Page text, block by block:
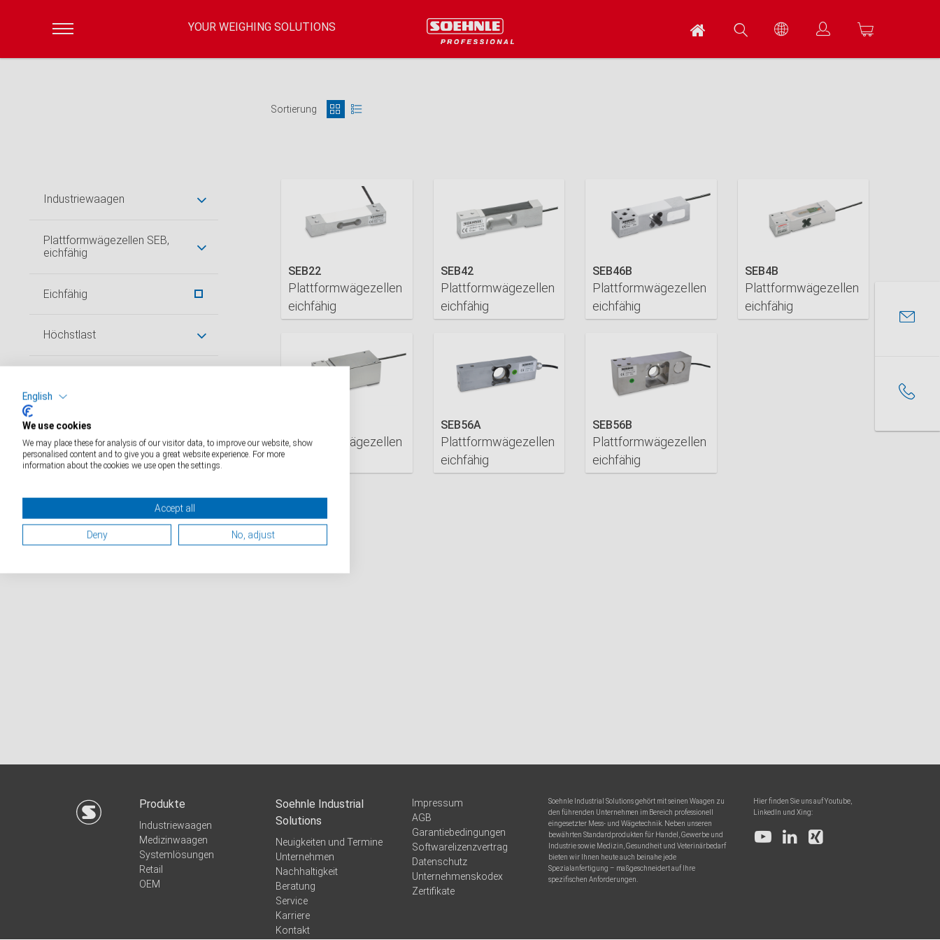
YOUR WEIGHING SOLUTIONS
Sortierung
Industriewaagen
Plattformwägezellen SEB,
eichfähig
Eichfähig
Höchstlast
Industriekatalog
SEB22
Plattformwägezellen
eichfähig
SEB42
Plattformwägezellen
eichfähig
SEB46B
Plattformwägezellen
eichfähig
SEB4B
Plattformwägezellen
eichfähig
Plattformwägezellen
SEB56A
Plattformwägezellen
eichfähig
SEB56B
Plattformwägezellen
eichfähig
Produkte
Industriewaagen
Medizinwaagen
Systemlösungen
Retail
OEM
Soehnle Industrial
Solutions
Neuigkeiten und Termine
Unternehmen
Nachhaltigkeit
Beratung
Service
Karriere
Kontakt
Impressum
AGB
Garantiebedingungen
Softwarelizenzvertrag
Datenschutz
Unternehmenskodex
Zertifikate
Soehnle Industrial Solutions gehört mit seinen Waagen zu
den führenden Unternehmen im Bereich professionell
eingesetzter Mess- und Wägetechnik. Neben unseren
bewährten Standardprodukten für Handel, Gewerbe und
Industrie sowie Medizin, Gesundheit und Veterinärbedarf
bieten wir Ihnen heute auch beinahe jede
Spezialanfertigung – maßgeschneidert auf Ihre
spezifischen Anforderungen.
Hier finden Sie uns auf Youtube,
LinkedIn und Xing:
English
We use cookies
We may place these for analysis of our visitor data, to improve our website, show
personalised content and to give you a great website experience. For more
information about the cookies we use open the settings.
Accept all
Deny No, adjust